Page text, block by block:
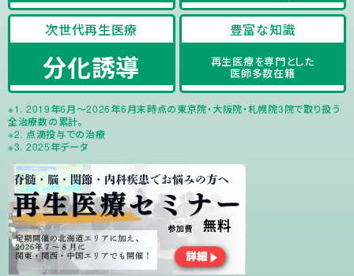
次世代再生医療
分化誘導
豊富な知識
再生医療を専門とした
医師多数在籍
※1. 2019年6月〜2026年6月末時点の東京院・大阪院・札幌院3院で取り扱う
全治療数の累計。
※2. 点滴投与での治療
※3. 2025年データ